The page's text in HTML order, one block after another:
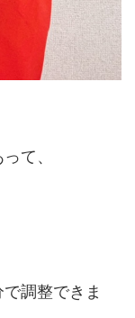
て、
調整できま